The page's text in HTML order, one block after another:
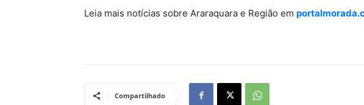
Leia mais notícias sobre Araraquara e Região em
Compartilhado